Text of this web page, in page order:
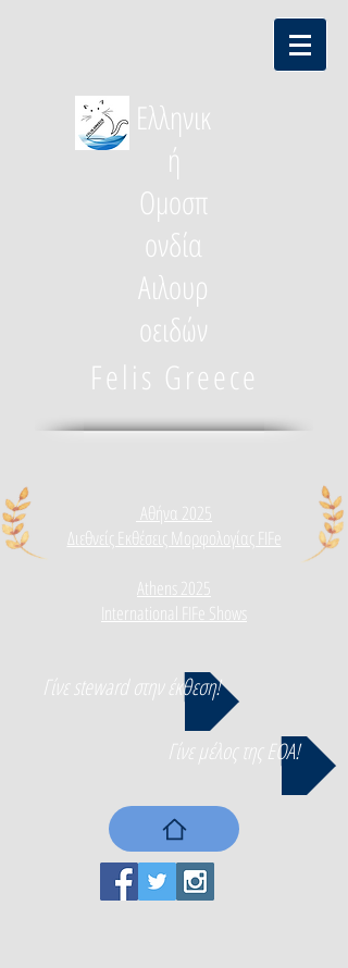
Ελληνικ
ή
Ομοσπ
ονδία
Αιλουρ
οειδών
Felis Greece
Αθήνα 2025
Διεθνεί
ς Εκθέσεις Μορφολογίας FIFe
Athens 2025
International FIFe Shows
Γίνε steward στην έκθεση!
Γίνε μέλος της ΕΟΑ!